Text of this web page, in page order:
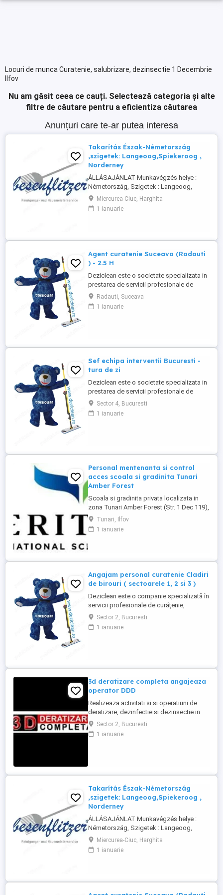
Locuri de munca Curatenie, salubrizare, dezinsectie 1 Decembrie
Ilfov
Nu am găsit ceea ce cauți. Selectează categoria și alte
filtre de căutare pentru a eficientiza căutarea
Anunțuri care te-ar putea interesa
Takarítás Észak-Németország
,szigetek: Langeoog,Spiekeroog ,
Norderney
ÁLLÁSAJÁNLAT Munkavégzés helye :
Németország, Szigetek : Langeoog,
Spiekeroog, Norderney A Besenflitzer cég
lakások, de más létesítmények
takarítására is szakosodott, mint például
illemhelyek vagy mosdók, szállodák
karbantartása és takarítása.
Követelmények: ...
Miercurea-Ciuc, Harghita
1 ianuarie
Agent curatenie Suceava (Radauti
) - 2.5 H
Deziclean este o societate specializata in
prestarea de servicii profesionale de
curatenie. Compania noastra asigura
servicii de curatenie in aproape toate
orasele mari din România. Angajam agenti
Radauti, Suceava
1 ianuarie
Sef echipa interventii Bucuresti -
tura de zi
Deziclean este o societate specializata in
prestarea de servicii profesionale de
curatenie. Compania noastra asigura
servicii de curatenie in aproape toate
orasele mari din România. Cautam: - Sef
Sector 4, Bucuresti
1 ianuarie
Personal mentenanta si control
acces scoala si gradinita Tunari
Amber Forest
Scoala si gradinita privata localizata in
zona Tunari Amber Forest (Str. 1 Dec 119),
cauta 1 persoana serioasa si
responsabila pentru mentenanta, ingrijire
cladiri si control acces. Pachet salarial
**Responsabilități principale:** * ...
Tunari, Ilfov
1 ianuarie
Angajam personal curatenie Cladiri
de birouri ( sectoarele 1, 2 si 3 )
Deziclean este o companie specializată în
servicii profesionale de curățenie,
prezentă în aproape toate marile orașe din
România. Ne mărim echipa și căutăm
agenți de curățenie pentru sedii de bănci
Sector 2, Bucuresti
1 ianuarie
3d deratizare completa angajeaza
operator DDD
Realizeaza activitati si si operatiuni de
deratizare, dezinfectie si dezinsectie in
spatiile alocate pentru desfasurarea
activitatii in Bucuresti si imprejurimi
Program: 08:00-16:00 L-V, iar Sambata (1-2
...
Sector 2, Bucuresti
1 ianuarie
Takarítás Észak-Németország
,szigetek: Langeoog,Spiekeroog ,
Norderney
ÁLLÁSAJÁNLAT Munkavégzés helye :
Németország, Szigetek : Langeoog,
Spiekeroog, Norderney A Besenflitzer cég
lakások, de más létesítmények
takarítására is szakosodott, mint például
illemhelyek vagy mosdók, szállodák
karbantartása és takarítása.
Miercurea-Ciuc, Harghita
1 ianuarie